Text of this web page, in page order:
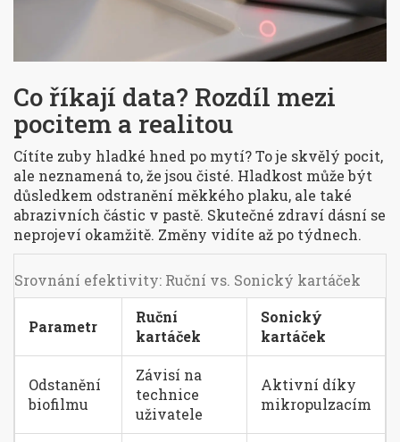
Co říkají data? Rozdíl mezi
pocitem a realitou
Cítíte zuby hladké hned po mytí? To je skvělý pocit,
ale neznamená to, že jsou čisté. Hladkost může být
důsledkem odstranění měkkého plaku, ale také
abrazivních částic v pastě. Skutečné zdraví dásní se
neprojeví okamžitě. Změny vidíte až po týdnech.
Srovnání efektivity: Ruční vs. Sonický kartáček
Parametr
Ruční
kartáček
Sonický
kartáček
Odstanění
biofilmu
Závisí na
technice
uživatele
Aktivní díky
mikropulzacím